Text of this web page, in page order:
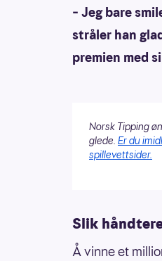
– Jeg bare
stråler han
premien med
Norsk Tipping
glede. Er du
spillevettsider.
Slik
Å vinne et